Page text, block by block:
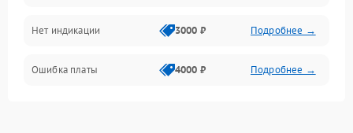
Нет индикации 3000 ₽ Подробнее →
Ошибка платы 4000 ₽ Подробнее →